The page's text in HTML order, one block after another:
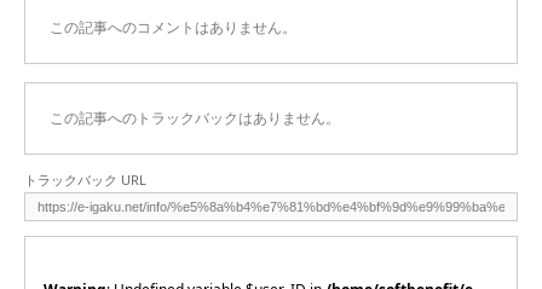
この記事へのコメントはありません。
この記事へのトラックバックはありません。
トラックバック URL